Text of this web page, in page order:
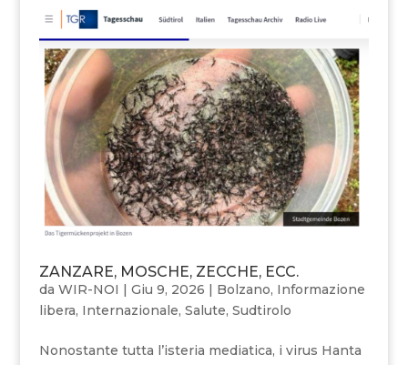
ZANZARE, MOSCHE, ZECCHE, ECC.
da WIR-NOI | Giu 9, 2026 | Bolzano, Informazione
libera, Internazionale, Salute, Sudtirolo
Nonostante tutta l’isteria mediatica, i virus Hanta